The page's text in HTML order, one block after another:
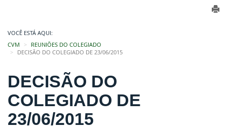
VOCÊ ESTÁ AQUI:
CVM
REUNIÕES DO COLEGIADO
DECISÃO DO COLEGIADO DE 23/06/2015
DECISÃO DO
COLEGIADO DE
23/06/2015